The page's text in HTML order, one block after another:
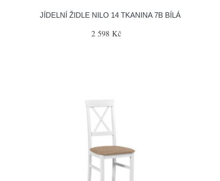
JÍDELNÍ ŽIDLE NILO 14 TKANINA 7B BÍLÁ
2 598 Kč